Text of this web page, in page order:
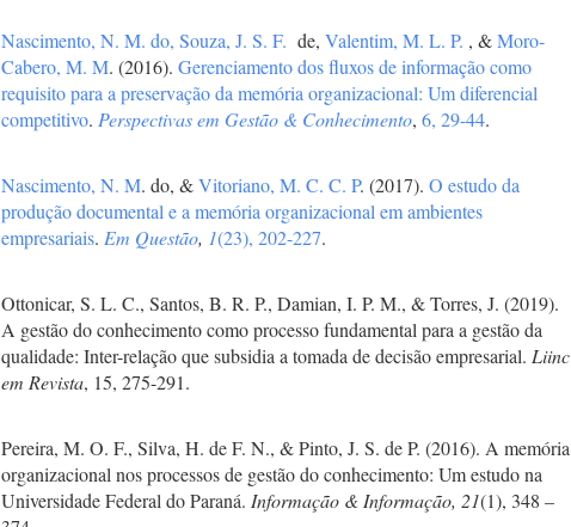
Nascimento, N. M. do,Souza, J. S. F. de,Valentim, M. L. P. , &Moro-
Cabero, M. M. (2016).Gerenciamento dos fluxos de informação como
requisito para a preservação da memória organizacional: Um diferencial
competitivo.Perspectivas em Gestão & Conhecimento,6, 29-44.
Nascimento, N. M. do, &Vitoriano, M. C. C. P. (2017).O estudo da
produção documental e a memória organizacional em ambientes
empresariais.Em Questão, 1(23), 202-227.
Ottonicar, S. L. C., Santos, B. R. P., Damian, I. P. M., & Torres, J. (2019).
A gestão do conhecimento como processo fundamental para a gestão da
qualidade: Inter-relação que subsidia a tomada de decisão empresarial.Liinc
em Revista, 15, 275-291.
Pereira, M. O. F., Silva, H. de F. N., & Pinto, J. S. de P. (2016). A memória
organizacional nos processos de gestão do conhecimento: Um estudo na
Universidade Federal do Paraná.Informação & Informação, 21(1), 348 –